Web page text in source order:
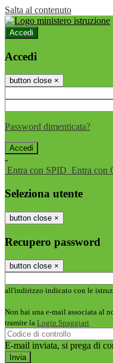
Salta al contenuto
Accedi
Accedi
button close ×
Password dimenticata?
-
Entra con SPID Entra con
Seleziona utente
button close ×
Recupero password
button close ×
all'indirizzo indicato con le
Non hai una e-mail associata al
tramite la Login Spaggiari
E-mail inviata, si prega di